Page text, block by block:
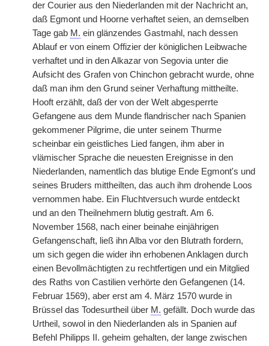
der Courier aus den Niederlanden mit der Nachricht an,
daß Egmont und Hoorne verhaftet seien, an demselben
Tage gab M. ein glänzendes Gastmahl, nach dessen
Ablauf er von einem Offizier der königlichen Leibwache
verhaftet und in den Alkazar von Segovia unter die
Aufsicht des Grafen von Chinchon gebracht wurde, ohne
daß man ihm den Grund seiner Verhaftung mittheilte.
Hooft erzählt, daß der von der Welt abgesperrte
Gefangene aus dem Munde flandrischer nach Spanien
gekommener Pilgrime, die unter seinem Thurme
scheinbar ein geistliches Lied fangen, ihm aber in
vlämischer Sprache die neuesten Ereignisse in den
Niederlanden, namentlich das blutige Ende Egmont's und
seines Bruders mittheilten, das auch ihm drohende Loos
vernommen habe. Ein Fluchtversuch wurde entdeckt
und an den Theilnehmern blutig gestraft. Am 6.
November 1568, nach einer beinahe einjährigen
Gefangenschaft, ließ ihn Alba vor den Blutrath fordern,
um sich gegen die wider ihn erhobenen Anklagen durch
einen Bevollmächtigten zu rechtfertigen und ein Mitglied
des Raths von Castilien verhörte den Gefangenen (14.
Februar 1569), aber erst am 4. März 1570 wurde in
Brüssel das Todesurtheil über M. gefällt. Doch wurde das
Urtheil, sowol in den Niederlanden als in Spanien auf
Befehl Philipps II. geheim gehalten, der lange zwischen